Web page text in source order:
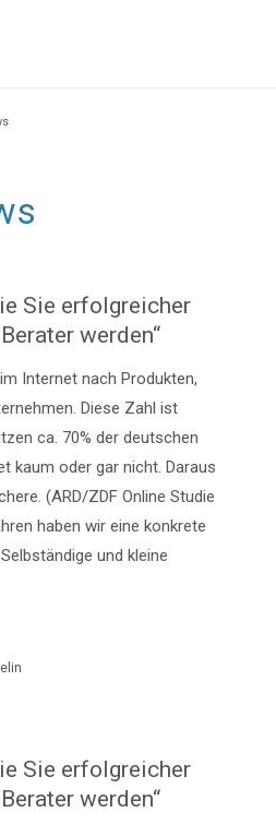
Sie erfolgreicher
werden“
Internet nach Produkten,
Diese Zahl ist
ca. 70% der deutschen
kaum oder gar nicht. Daraus
(ARD/ZDF Online Studie
haben wir eine konkrete
und kleine
Sie erfolgreicher
werden“